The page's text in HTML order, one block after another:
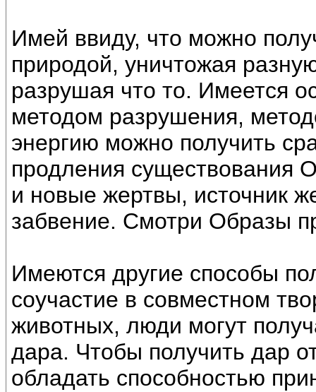
Имей ввиду, что можно
природой, уничтожая
разрушая что то. Имеется
методом разрушения,
энергию можно получить
продления существования
и новые жертвы, источник
забвение. Смотри Образы
Имеются другие способы
соучастие в совместном
животных, люди могут
дара. Чтобы получить дар
обладать способностью